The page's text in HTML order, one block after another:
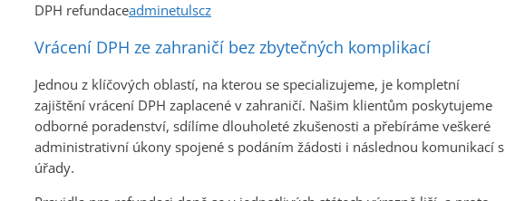
DPH refundaceadminetulscz
Vrácení DPH ze zahraničí bez zbytečných komplikací
Jednou z klíčových oblastí, na kterou se specializujeme, je kompletní
zajištění vrácení DPH zaplacené v zahraničí. Našim klientům poskytujeme
odborné poradenství, sdílíme dlouholeté zkušenosti a přebíráme veškeré
administrativní úkony spojené s podáním žádosti i následnou komunikací s
úřady.